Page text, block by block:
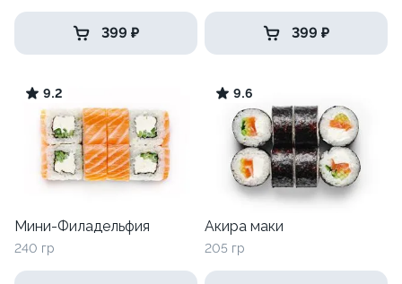
399 ₽ 399 ₽
9.2
Мини-Филадельфия
240 гр
9.6
Акира маки
205 гр